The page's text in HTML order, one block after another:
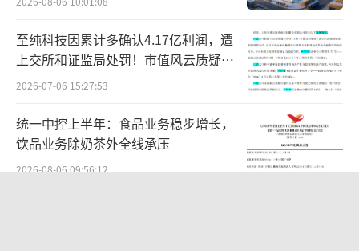
钱。
这么看来，宁德时代要业绩有业绩，要市
场地位有市场地位，要钱有钱，还计划提前分
客观来说，随着新能源汽车渗透率的持续
提升，宁德时代近年来营收增长确实在放缓。
至纯科技因累计多确认4.17亿利润，遭
上交所和证监局处罚！市值风云质疑其
财务问题，遭巨额索赔！
2026-07-06 15:27:53
统一中控上半年：食品业务稳步增长，
饮品业务除奶茶外全线承压
2026-08-06 09:56:12